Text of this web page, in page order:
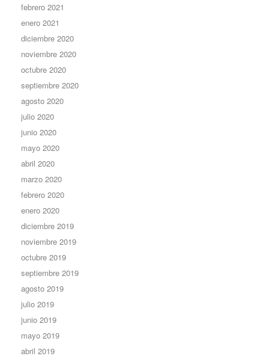
febrero 2021
enero 2021
diciembre 2020
noviembre 2020
octubre 2020
septiembre 2020
agosto 2020
julio 2020
junio 2020
mayo 2020
abril 2020
marzo 2020
febrero 2020
enero 2020
diciembre 2019
noviembre 2019
octubre 2019
septiembre 2019
agosto 2019
julio 2019
junio 2019
mayo 2019
abril 2019